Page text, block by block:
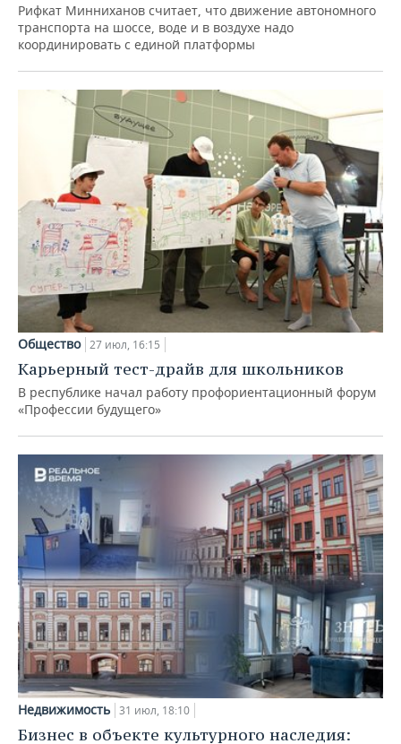
Рифкат Минниханов считает, что движение автономного
транспорта на шоссе, воде и в воздухе надо
координировать с единой платформы
Общество 27 июл, 16:15
Карьерный тест-драйв для школьников
В республике начал работу профориентационный форум
«Профессии будущего»
Недвижимость 31 июл, 18:10
Бизнес в объекте культурного наследия: